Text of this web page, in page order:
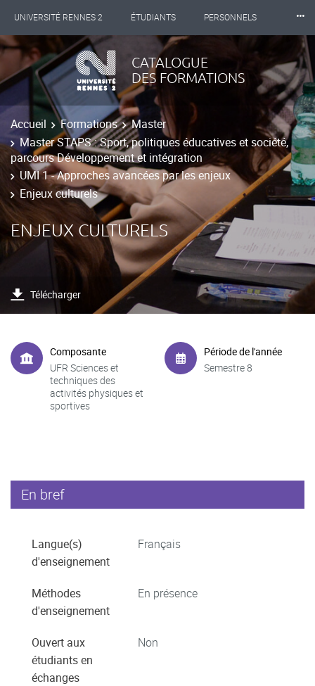
UNIVERSITÉ RENNES 2 ÉTUDIANTS PERSONNELS
INTERNATIONAL PROFESSIONNELS BIBLIOTHÈQUES
LES NOUVELLES DE RENNES 2
⸱⸱⸱
CATALOGUE
DES FORMATIONS
Accueil Formations
Master
Master STAPS : Sport, politiques éducatives et société,
parcours Développement et intégration
UMI 1 - Approches avancées par les enjeux
Enjeux culturels
ENJEUX CULTURELS
Télécharger
Composante
UFR Sciences et
techniques des
activités physiques et
sportives
Période de l'année
Semestre 8
En bref
Langue(s)
d'enseignement
Français
Méthodes
d'enseignement
En présence
Ouvert aux
étudiants en
échanges
Non